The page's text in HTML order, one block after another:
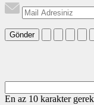
Gönder
En az 10 karakter